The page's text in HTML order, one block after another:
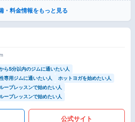
・料金情報をもっと見る
ら5分以内のジムに通いたい人
専用ジムに通いたい人
ホットヨガを始めたい人
ープレッスンで始めたい人
ープレッスンで始めたい人
公式サイト